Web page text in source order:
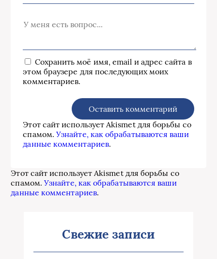
Сохранить моё имя, email и адрес сайта в
этом браузере для последующих моих
комментариев.
Этот сайт использует Akismet для борьбы со
спамом.Узнайте, как обрабатываются ваши
данные комментариев.
Этот сайт использует Akismet для борьбы со
спамом.Узнайте, как обрабатываются ваши
данные комментариев.
Свежие записи